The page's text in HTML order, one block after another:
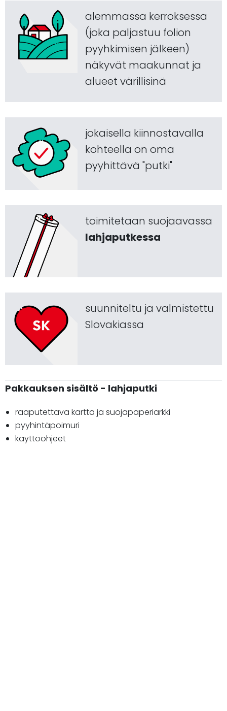
alemmassa kerroksessa
(joka paljastuu folion
pyyhkimisen jälkeen)
näkyvät maakunnat ja
alueet värillisinä
jokaisella kiinnostavalla
kohteella on oma
pyyhittävä "putki"
toimitetaan suojaavassa
lahjaputkessa
suunniteltu ja valmistettu
Slovakiassa
Pakkauksen sisältö - lahjaputki
raaputettava kartta ja suojapaperiarkki
pyyhintäpoimuri
käyttöohjeet